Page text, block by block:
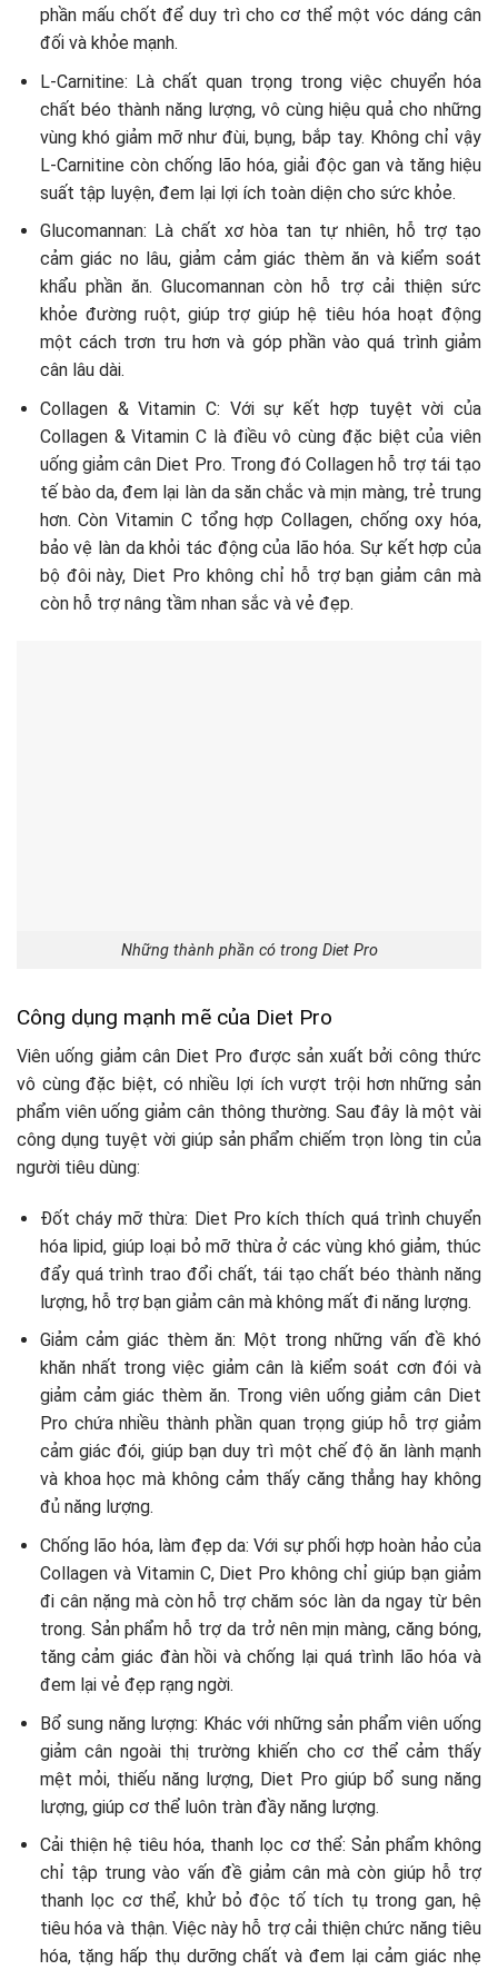
phần mấu chốt để duy trì cho cơ thể một vóc dáng cân
đối và khỏe mạnh.
L-Carnitine: Là chất quan trọng trong việc chuyển hóa
chất béo thành năng lượng, vô cùng hiệu quả cho những
vùng khó giảm mỡ như đùi, bụng, bắp tay. Không chỉ vậy
L-Carnitine còn chống lão hóa, giải độc gan và tăng hiệu
suất tập luyện, đem lại lợi ích toàn diện cho sức khỏe.
Glucomannan: Là chất xơ hòa tan tự nhiên, hỗ trợ tạo
cảm giác no lâu, giảm cảm giác thèm ăn và kiểm soát
khẩu phần ăn. Glucomannan còn hỗ trợ cải thiện sức
khỏe đường ruột, giúp trợ giúp hệ tiêu hóa hoạt động
một cách trơn tru hơn và góp phần vào quá trình giảm
cân lâu dài.
Collagen & Vitamin C: Với sự kết hợp tuyệt vời của
Collagen & Vitamin C là điều vô cùng đặc biệt của viên
uống giảm cân Diet Pro. Trong đó Collagen hỗ trợ tái tạo
tế bào da, đem lại làn da săn chắc và mịn màng, trẻ trung
hơn. Còn Vitamin C tổng hợp Collagen, chống oxy hóa,
bảo vệ làn da khỏi tác động của lão hóa. Sự kết hợp của
bộ đôi này, Diet Pro không chỉ hỗ trợ bạn giảm cân mà
còn hỗ trợ nâng tầm nhan sắc và vẻ đẹp.
Những thành phần có trong Diet Pro
Công dụng mạnh mẽ của Diet Pro
Viên uống giảm cân Diet Pro được sản xuất bởi công thức
vô cùng đặc biệt, có nhiều lợi ích vượt trội hơn những sản
phẩm viên uống giảm cân thông thường. Sau đây là một vài
công dụng tuyệt vời giúp sản phẩm chiếm trọn lòng tin của
người tiêu dùng:
Đốt cháy mỡ thừa: Diet Pro kích thích quá trình chuyển
hóa lipid, giúp loại bỏ mỡ thừa ở các vùng khó giảm, thúc
đẩy quá trình trao đổi chất, tái tạo chất béo thành năng
lượng, hỗ trợ bạn giảm cân mà không mất đi năng lượng.
Giảm cảm giác thèm ăn: Một trong những vấn đề khó
khăn nhất trong việc giảm cân là kiểm soát cơn đói và
giảm cảm giác thèm ăn. Trong viên uống giảm cân Diet
Pro chứa nhiều thành phần quan trọng giúp hỗ trợ giảm
cảm giác đói, giúp bạn duy trì một chế độ ăn lành mạnh
và khoa học mà không cảm thấy căng thẳng hay không
đủ năng lượng.
Chống lão hóa, làm đẹp da: Với sự phối hợp hoàn hảo của
Collagen và Vitamin C, Diet Pro không chỉ giúp bạn giảm
đi cân nặng mà còn hỗ trợ chăm sóc làn da ngay từ bên
trong. Sản phẩm hỗ trợ da trở nên mịn màng, căng bóng,
tăng cảm giác đàn hồi và chống lại quá trình lão hóa và
đem lại vẻ đẹp rạng ngời.
Bổ sung năng lượng: Khác với những sản phẩm viên uống
giảm cân ngoài thị trường khiến cho cơ thể cảm thấy
mệt mỏi, thiếu năng lượng, Diet Pro giúp bổ sung năng
lượng, giúp cơ thể luôn tràn đầy năng lượng.
Cải thiện hệ tiêu hóa, thanh lọc cơ thể: Sản phẩm không
chỉ tập trung vào vấn đề giảm cân mà còn giúp hỗ trợ
thanh lọc cơ thể, khử bỏ độc tố tích tụ trong gan, hệ
tiêu hóa và thận. Việc này hỗ trợ cải thiện chức năng tiêu
hóa, tặng hấp thụ dưỡng chất và đem lại cảm giác nhẹ